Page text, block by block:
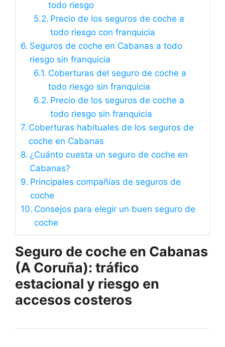
todo riesgo
Precio de los seguros de coche a
todo riesgo con franquicia
Seguros de coche en Cabanas a todo
riesgo sin franquicia
Coberturas del seguro de coche a
todo riesgo sin franquicia
Precio de los seguros de coche a
todo riesgo sin franquicia
Coberturas habituales de los seguros de
coche en Cabanas
¿Cuánto cuesta un seguro de coche en
Cabanas?
Principales compañías de seguros de
coche
Consejos para elegir un buen seguro de
coche
Seguro de coche en Cabanas
(A Coruña): tráfico
estacional y riesgo en
accesos costeros